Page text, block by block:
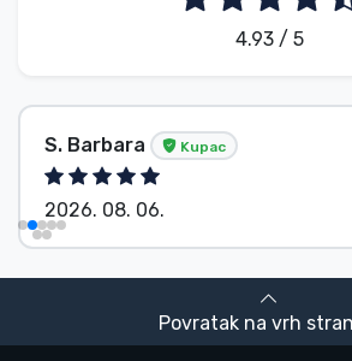
4.93 / 5
S. Barbara Kupac
2026. 08. 06.
Povratak na vrh